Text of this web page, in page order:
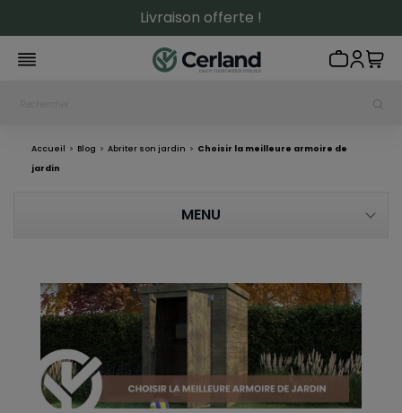
Livraison offerte !
Accueil Blog Abriter son jardin
Choisir la meilleure armoire de
jardin
MENU